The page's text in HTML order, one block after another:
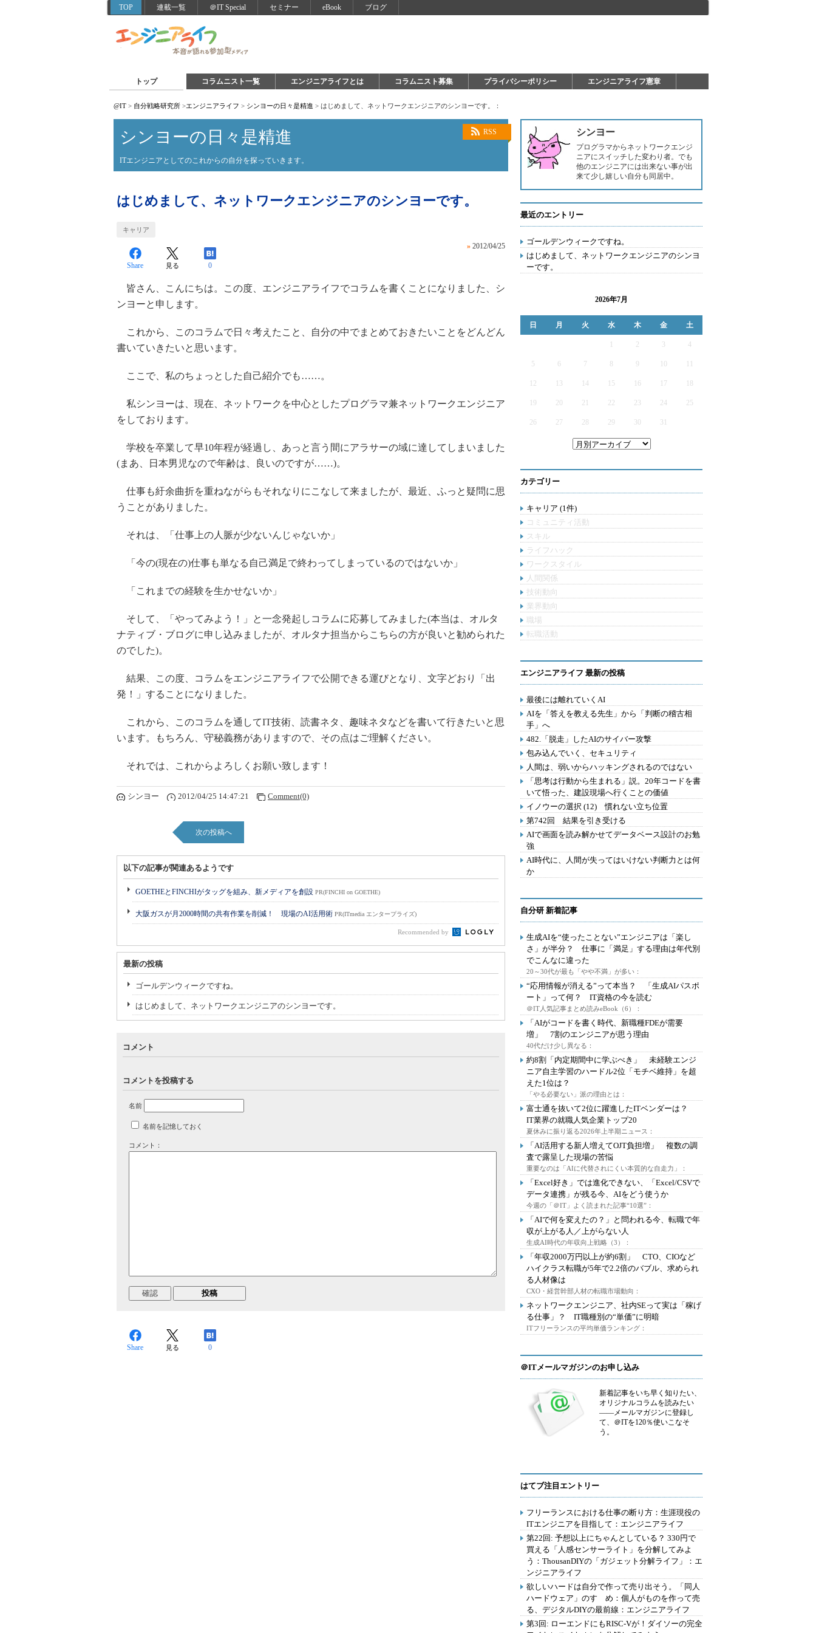
TOP 連載一覧 ＠IT Special セミナー eBook ブログ
トップ コラムニスト一覧 エンジニアライフとは コラムニスト募集 プライバシーポリシー エンジニアライフ憲章
@IT > 自分戦略研究所 >エンジニアライフ > シンヨーの日々是精進 > はじめまして、ネットワークエンジニアのシンヨーです。：
RSS
シンヨーの日々是精進
ITエンジニアとしてのこれからの自分を探っていきます。
はじめまして、ネットワークエンジニアのシンヨーです。
キャリア
» 2012/04/25
Share 見る 0
皆さん、こんにちは。この度、エンジニアライフでコラムを書くことになりました、シ
ンヨーと申します。
これから、このコラムで日々考えたこと、自分の中でまとめておきたいことをどんどん
書いていきたいと思います。
ここで、私のちょっとした自己紹介でも……。
私シンヨーは、現在、ネットワークを中心としたプログラマ兼ネットワークエンジニア
をしております。
学校を卒業して早10年程が経過し、あっと言う間にアラサーの域に達してしまいました
(まあ、日本男児なので年齢は、良いのですが……)。
仕事も紆余曲折を重ねながらもそれなりにこなして来ましたが、最近、ふっと疑問に思
うことがありました。
それは、「仕事上の人脈が少ないんじゃないか」
「今の(現在の)仕事も単なる自己満足で終わってしまっているのではないか」
「これまでの経験を生かせないか」
そして、「やってみよう！」と一念発起しコラムに応募してみました(本当は、オルタ
ナティブ・ブログに申し込みましたが、オルタナ担当からこちらの方が良いと勧められた
のでした)。
結果、この度、コラムをエンジニアライフで公開できる運びとなり、文字どおり「出
発！」することになりました。
これから、このコラムを通してIT技術、読書ネタ、趣味ネタなどを書いて行きたいと思
います。もちろん、守秘義務がありますので、その点はご理解ください。
それでは、これからよろしくお願い致します！
シンヨー 2012/04/25 14:47:21 Comment(0)
次の投稿へ
以下の記事が関連あるようです
GOETHEとFINCHIがタッグを組み、新メディアを創設 PR(FINCHI on GOETHE)
大阪ガスが月2000時間の共有作業を削減！ 現場のAI活用術 PR(ITmedia エンタープライズ)
Recommended by
最新の投稿
ゴールデンウィークですね。
はじめまして、ネットワークエンジニアのシンヨーです。
コメント
コメントを投稿する
名前
名前を記憶しておく
コメント：
Share 見る 0
シンヨー
プログラマからネットワークエンジ
ニアにスイッチした変わり者。でも
他のエンジニアには出来ない事が出
来て少し嬉しい自分も同居中。
最近のエントリー
ゴールデンウィークですね。
はじめまして、ネットワークエンジニアのシンヨ
ーです。
2026年7月
日 月 火 水 木 金 土
2 3 4
5 6 7 9
12 13 14 15 16 17
19 20 21 22 23 24 25
26 27 28 29 30 31
カテゴリー
キャリア (1件)
コミュニティ活動
スキル
ライフハック
ワークスタイル
人間関係
技術動向
業界動向
職場
転職活動
エンジニアライフ 最新の投稿
最後には離れていくAI
AIを「答えを教える先生」から「判断の稽古相
手」へ
482.「脱走」したAIのサイバー攻撃
包み込んでいく、セキュリティ
人間は、弱いからハッキングされるのではない
「思考は行動から生まれる」説。20年コードを書
いて悟った、建設現場へ行くことの価値
イノウーの選択 (12) 慣れない立ち位置
第742回 結果を引き受ける
AIで画面を読み解かせてデータベース設計のお勉
強
AI時代に、人間が失ってはいけない判断力とは何
か
自分研 新着記事
生成AIを“使ったことない”エンジニアは「楽し
さ」が半分？ 仕事に「満足」する理由は年代別
でこんなに違った
20～30代が最も「やや不満」が多い：
“応用情報が消える”って本当？ 「生成AIパスポ
ート」って何？ IT資格の今を読む
＠IT人気記事まとめ読みeBook（6）：
「AIがコードを書く時代、新職種FDEが需要
増」 7割のエンジニアが思う理由
40代だけ少し異なる：
約8割「内定期間中に学ぶべき」 未経験エンジ
ニア自主学習のハードル2位「モチベ維持」を超
えた1位は？
「やる必要ない」派の理由とは：
富士通を抜いて2位に躍進したITベンダーは？
IT業界の就職人気企業トップ20
夏休みに振り返る2026年上半期ニュース：
「AI活用する新人増えてOJT負担増」 複数の調
査で露呈した現場の苦悩
重要なのは「AIに代替されにくい本質的な自走力」：
「Excel好き」では進化できない、「Excel/CSVで
データ連携」が残る今、AIをどう使うか
今週の「＠IT」よく読まれた記事“10選”：
「AIで何を変えたの？」と問われる今、転職で年
収が上がる人／上がらない人
生成AI時代の年収向上戦略（3）：
「年収2000万円以上が約6割」 CTO、CIOなど
ハイクラス転職が5年で2.2倍のバブル、求められ
る人材像は
CXO・経営幹部人材の転職市場動向：
ネットワークエンジニア、社内SEって実は「稼げ
る仕事」？ IT職種別の“単価”に明暗
ITフリーランスの平均単価ランキング：
＠ITメールマガジンのお申し込み
新着記事をいち早く知りたい、
オリジナルコラムを読みたい
――メールマガジンに登録し
て、＠ITを120％使いこなそ
う。
はてブ注目エントリー
フリーランスにおける仕事の断り方：生涯現役の
ITエンジニアを目指して：エンジニアライフ
第22回: 予想以上にちゃんとしている？ 330円で
買える「人感センサーライト」を分解してみよ
う：ThousanDIYの「ガジェット分解ライフ」：エ
ンジニアライフ
欲しいハードは自分で作って売り出そう。「同人
ハードウェア」のすゝめ：個人がものを作って売
る、デジタルDIYの最前線：エンジニアライフ
第3回: ローエンドにもRISC-Vが！ダイソーの完全